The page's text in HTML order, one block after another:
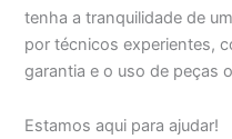
tenha a tranquilidade de
por técnicos experientes,
garantia e o uso de peças
Estamos aqui para ajudar!